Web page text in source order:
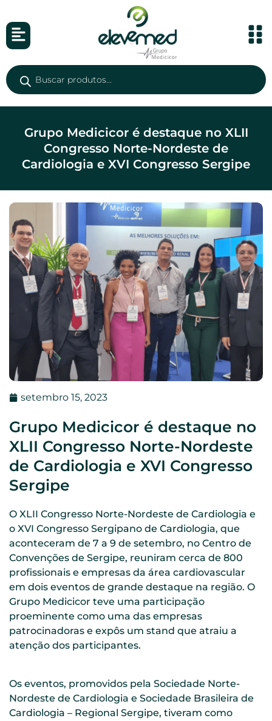
Grupo Medicicor é destaque no XLII
Congresso Norte-Nordeste de
Cardiologia e XVI Congresso Sergipe
setembro 15, 2023
Grupo Medicicor é destaque no
XLII Congresso Norte-Nordeste
de Cardiologia e XVI Congresso
Sergipe
O XLII Congresso Norte-Nordeste de Cardiologia e
o XVI Congresso Sergipano de Cardiologia, que
aconteceram de 7 a 9 de setembro, no Centro de
Convenções de Sergipe, reuniram cerca de 800
profissionais e empresas da área cardiovascular
em dois eventos de grande destaque na região. O
Grupo Medicicor teve uma participação
proeminente como uma das empresas
patrocinadoras e expôs um stand que atraiu a
atenção dos participantes.
Os eventos, promovidos pela Sociedade Norte-
Nordeste de Cardiologia e Sociedade Brasileira de
Cardiologia – Regional Sergipe, tiveram como